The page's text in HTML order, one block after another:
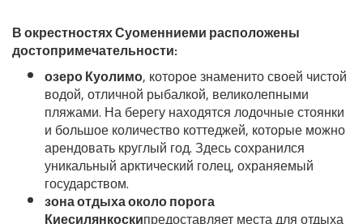
В окрестностях Суоменниеми расположены
достопримечательности:
озеро Куолимо, которое знаменито своей чистой
водой, отличной рыбалкой, великолепными
пляжами. На берегу находятся лодочные стоянки
и большое количество коттеджей, которые можно
арендовать круглый год. Здесь сохранился
уникальный арктический голец, охраняемый
государством.
зона отдыха около порога